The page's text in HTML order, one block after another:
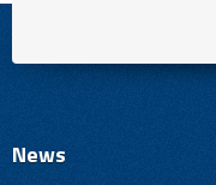
News